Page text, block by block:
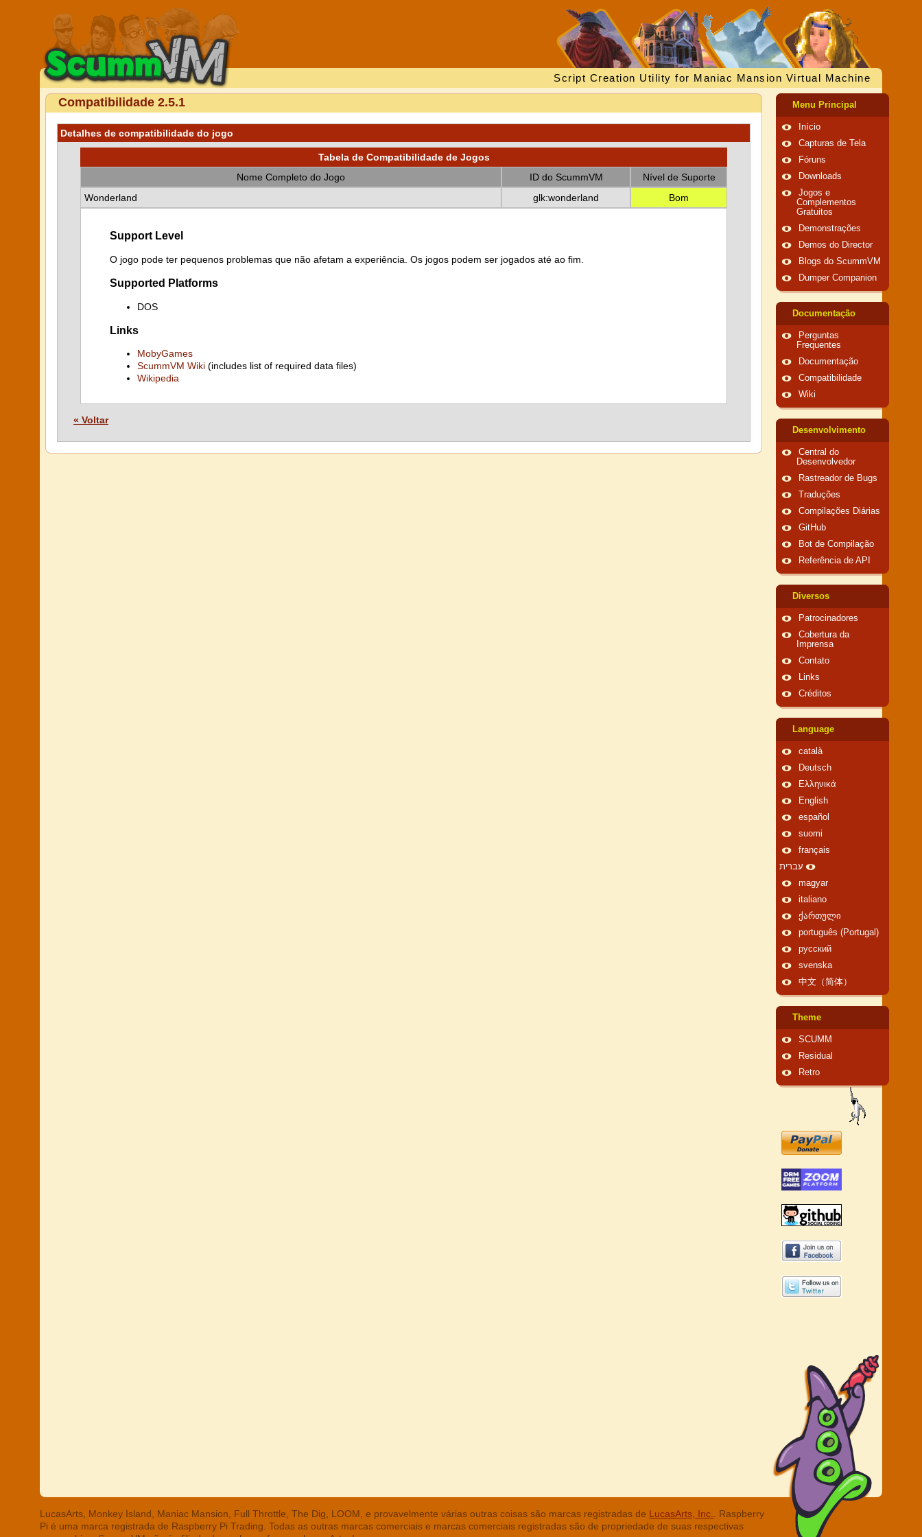
Script Creation Utility for Maniac Mansion Virtual Machine
Compatibilidade 2.5.1
Detalhes de compatibilidade do jogo
Tabela de Compatibilidade de Jogos
Nome Completo do Jogo
ID do ScummVM
Nível de Suporte
Wonderland
glk:wonderland Bom
Support Level
O jogo pode ter pequenos problemas que não afetam a experiência. Os jogos podem ser jogados até ao fim.
Supported Platforms
DOS
Links
MobyGames
ScummVM Wiki (includes list of required data files)
Wikipedia
« Voltar
Menu Principal
Início
Capturas de Tela
Fóruns
Downloads
Jogos e
Complementos
Gratuitos
Demonstrações
Demos do Director
Blogs do ScummVM
Dumper Companion
Documentação
Perguntas
Frequentes
Documentação
Compatibilidade
Wiki
Desenvolvimento
Central do
Desenvolvedor
Rastreador de Bugs
Traduções
Compilações Diárias
GitHub
Bot de Compilação
Referência de API
Diversos
Patrocinadores
Cobertura da
Imprensa
Contato
Links
Créditos
Language
català
Deutsch
Ελληνικά
English
español
suomi
français
עברית
magyar
italiano
ქართული
português (Portugal)
русский
svenska
中文（简体）
Theme
SCUMM
Residual
Retro
LucasArts, Monkey Island, Maniac Mansion, Full Throttle, The Dig, LOOM, e provavelmente várias outras coisas são marcas registradas de LucasArts, Inc.
. Raspberry
Pi é uma marca registrada de Raspberry Pi Trading. Todas as outras marcas comerciais e marcas comerciais registradas são de propriedade de suas respectivas